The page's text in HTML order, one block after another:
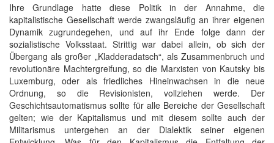
Ihre Grundlage hatte diese Politik in der Annahme, die
kapitalistische Gesellschaft werde zwangsläufig an ihrer eigenen
Dynamik zugrundegehen, und auf ihr Ende folge dann der
sozialistische Volksstaat. Strittig war dabei allein, ob sich der
Übergang als großer „Kladderadatsch“, als Zusammenbruch und
revolutionäre Machtergreifung, so die Marxisten von Kautsky bis
Luxemburg, oder als friedliches Hineinwachsen in die neue
Ordnung, so die Revisionisten, vollziehen werde. Der
Geschichtsautomatismus sollte für alle Bereiche der Gesellschaft
gelten; wie der Kapitalismus und mit diesem sollte auch der
Militarismus untergehen an der Dialektik seiner eigenen